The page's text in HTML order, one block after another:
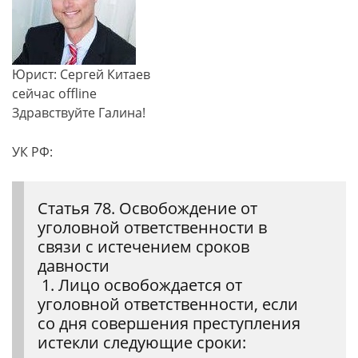
Юрист: Сергей Китаев
сейчас offline
Здравствуйте Галина!
УК РФ:
Статья 78. Освобождение от
уголовной ответственности в
связи с истечением сроков
давности
1. Лицо освобождается от
уголовной ответственности, если
со дня совершения преступления
истекли следующие сроки: